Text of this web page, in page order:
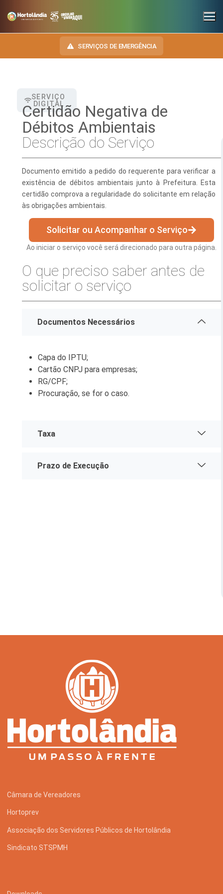
SERVIÇOS DE EMERGÊNCIA
INSTITUCIONAL
SECRETARIAS
Administração e Gestão de Pessoal
Assuntos Jurídicos
Cultura
Desenvolvimento Econômico, Trabalho, Turismo e Inovação
Educação, Ciência e Tecnologia
Esporte e Lazer
Governo
Inclusão e Desenvolvimento Social
Mobilidade Urbana
Serviços Urbanos
NOSSA CIDADE
HINO, BRASÃO E BANDEIRA
Autoridades do Município
Telefones Úteis
Notícias Anteriores a 2024
TRANSPARÊNCIA
OUVIDORIA
LEIS MUNICIPAIS
SERVIÇO
DIGITAL
Certidão Negativa de
Débitos Ambientais
Descrição do Serviço
Documento emitido a pedido do requerente para verificar a
existência de débitos ambientais junto à Prefeitura. Esta
certidão comprova a regularidade do solicitante em relação
às obrigações ambientais.
Solicitar ou Acompanhar o Serviço
Ao iniciar o serviço você será direcionado para outra página.
O que preciso saber antes de
solicitar o serviço
Documentos Necessários
Capa do IPTU;
Cartão CNPJ para empresas;
RG/CPF;
Procuração, se for o caso.
Taxa
Prazo de Execução
Câmara de Vereadores
Hortoprev
Associação dos Servidores Públicos de Hortolândia
Sindicato STSPMH